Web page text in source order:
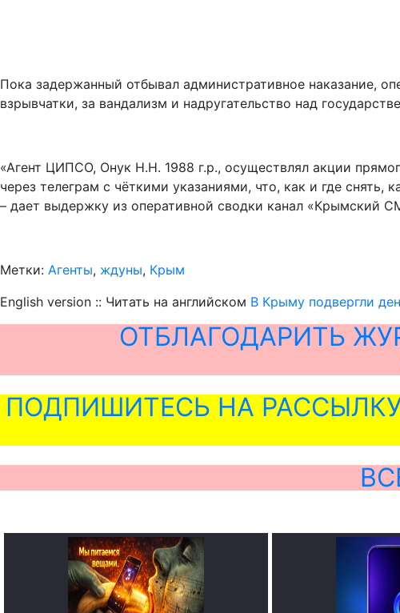
Пока задержанный отбывал административное наказание,
взрывчатки, за вандализм и надругательство над
«Агент ЦИПСО, Онук Н.Н. 1988 г.р., осуществлял акции
через телеграм с чёткими указаниями, что, как и где снять,
– дает выдержку из оперативной сводки канал «Крымский
Метки: Агенты, ждуны, Крым
English version :: Читать на английском В Крыму подвергли
ОТБЛАГОДАРИТЬ
ПОДПИШИТЕСЬ НА